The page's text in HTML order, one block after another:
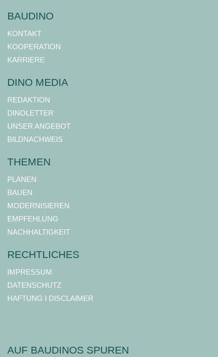
BAUDINO
KONTAKT
KOOPERATION
KARRIERE
DINO MEDIA
REDAKTION
DINOLETTER
UNSER ANGEBOT
BILDNACHWEIS
THEMEN
PLANEN
BAUEN
MODERNISIEREN
EMPFEHLUNG
NACHHALTIGKEIT
RECHTLICHES
IMPRESSUM
DATENSCHUTZ
HAFTUNG I DISCLAIMER
AUF BAUDINOS SPUREN